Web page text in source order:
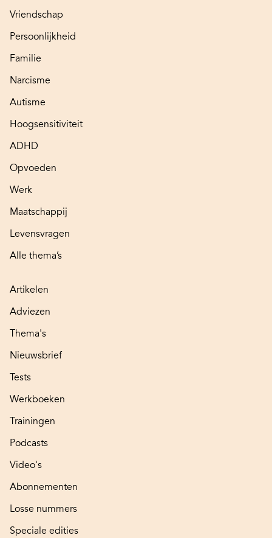
Vriendschap
Persoonlijkheid
Familie
Narcisme
Autisme
Hoogsensitiviteit
ADHD
Opvoeden
Werk
Maatschappij
Levensvragen
Alle thema’s
Artikelen
Adviezen
Thema's
Nieuwsbrief
Tests
Werkboeken
Trainingen
Podcasts
Video's
Abonnementen
Losse nummers
Speciale edities